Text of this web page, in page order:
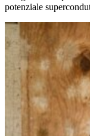
potenziale